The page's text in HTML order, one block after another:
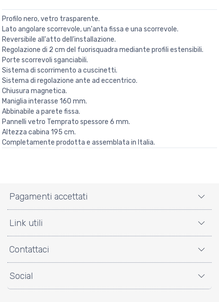
Profilo nero, vetro trasparente.
Lato angolare scorrevole, un'anta fissa e una scorrevole.
Reversibile all'atto dell'installazione.
Regolazione di 2 cm del fuorisquadra mediante profili estensibili.
Porte scorrevoli sganciabili.
Sistema di scorrimento a cuscinetti.
Sistema di regolazione ante ad eccentrico.
Chiusura magnetica.
Maniglia interasse 160 mm.
Abbinabile a parete fissa.
Pannelli vetro Temprato spessore 6 mm.
Altezza cabina 195 cm.
Completamente prodotta e assemblata in Italia.
Pagamenti accettati
Link utili
Contattaci
Social